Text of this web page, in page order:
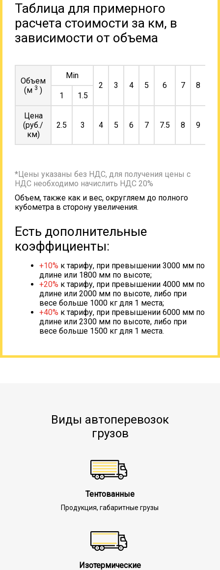
Таблица для примерного
расчета стоимости за км, в
зависимости от объема
Объем
(м 3 )
Min
2
3 4 5 6 7 8
1
1.5
Цена
(руб./
км)
2.5 3 4 5 6 7 7.5 8 9
*Цены указаны без НДС, для получения цены с
НДС необходимо начислить НДС 20%
Объем, также как и вес, округляем до полного
кубометра в сторону увеличения.
Есть дополнительные
коэффициенты:
+10% к тарифу, при превышении 3000 мм по
длине или 1800 мм по высоте;
+20% к тарифу, при превышении 4000 мм по
длине или 2000 мм по высоте, либо при
весе больше 1000 кг для 1 места;
+40% к тарифу, при превышении 6000 мм по
длине или 2300 мм по высоте, либо при
весе больше 1500 кг для 1 места.
Виды автоперевозок
грузов
Тентованные
Продукция, габаритные грузы
Изотермические